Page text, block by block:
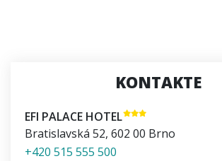
KONTAKTE
EFI PALACE HOTEL
Bratislavská 52, 602 00 Brno
+420 515 555 500